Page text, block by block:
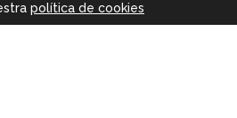
política de cookies